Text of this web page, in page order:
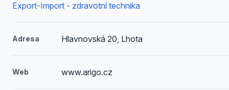
Export-Import - zdravotní technika
Adresa Hlavnovská 20, Lhota
Web www.arigo.cz